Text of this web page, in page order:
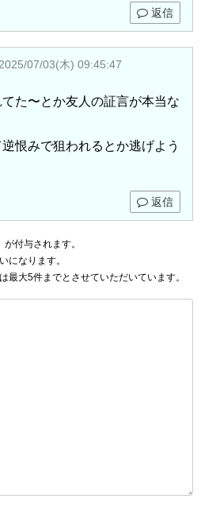
返信
07/03(木) 09:45:47
た〜とか友人の証言が本当な
恨みで狙われるとか逃げよう
返信
付与されます。
になります。
最大5件までとさせていただいています。